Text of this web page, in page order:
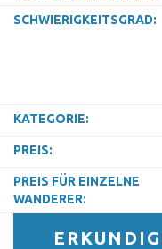
SCHWIERIGKEITSGRAD:
KATEGORIE:
PREIS:
PREIS FÜR EINZELNE
WANDERER: